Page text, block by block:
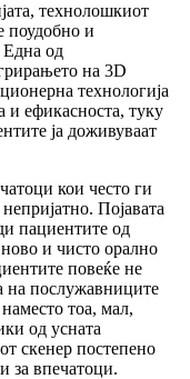
технолошкиот
поудобно и
Една од
на 3D
технологија
и ефикасноста, туку
ја доживуваат
кои често ги
Појавата
пациентите од
ново и чисто орално
повеќе не
на послужавниците
тоа, мал,
од усната
скенер постепено
за впечатоци.